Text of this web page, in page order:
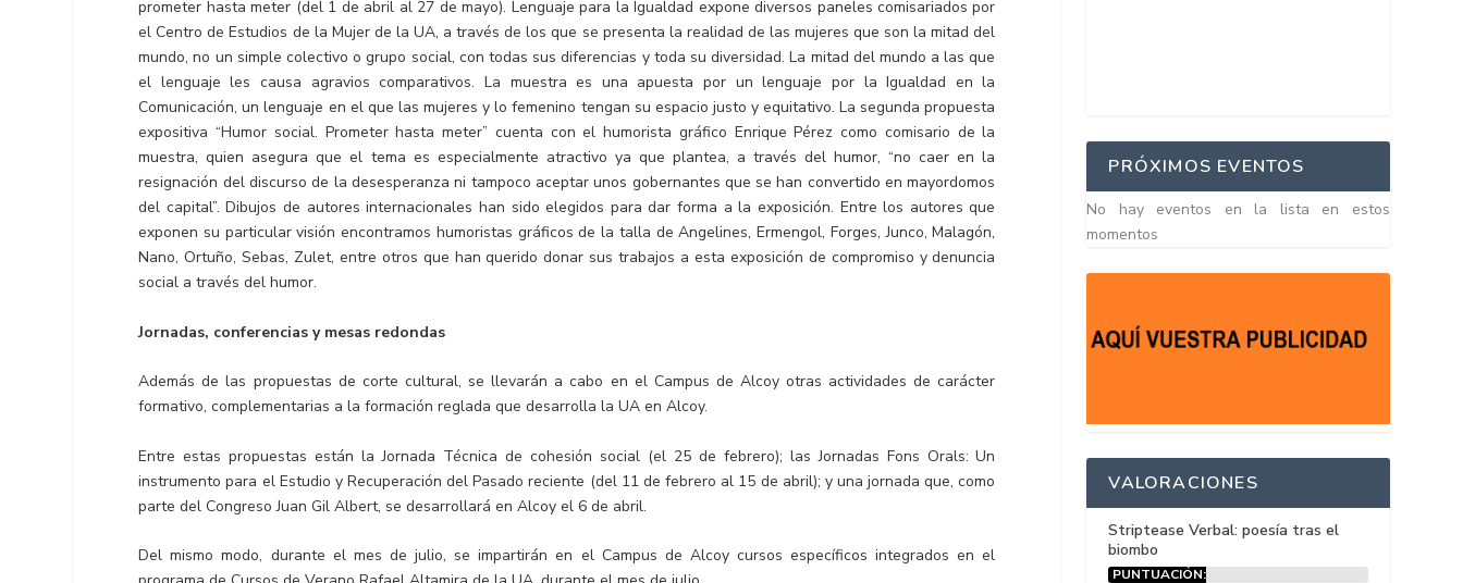
prometer hasta meter (del 1 de abril al 27 de mayo). Lenguaje para la Igualdad expone diversos paneles comisariados por
el Centro de Estudios de la Mujer de la UA, a través de los que se presenta la realidad de las mujeres que son la mitad del
mundo, no un simple colectivo o grupo social, con todas sus diferencias y toda su diversidad. La mitad del mundo a las que
el lenguaje les causa agravios comparativos. La muestra es una apuesta por un lenguaje por la Igualdad en la
Comunicación, un lenguaje en el que las mujeres y lo femenino tengan su espacio justo y equitativo. La segunda propuesta
expositiva “Humor social. Prometer hasta meter” cuenta con el humorista gráfico Enrique Pérez como comisario de la
muestra, quien asegura que el tema es especialmente atractivo ya que plantea, a través del humor, “no caer en la
resignación del discurso de la desesperanza ni tampoco aceptar unos gobernantes que se han convertido en mayordomos
del capital”. Dibujos de autores internacionales han sido elegidos para dar forma a la exposición. Entre los autores que
exponen su particular visión encontramos humoristas gráficos de la talla de Angelines, Ermengol, Forges, Junco, Malagón,
Nano, Ortuño, Sebas, Zulet, entre otros que han querido donar sus trabajos a esta exposición de compromiso y denuncia
social a través del humor.
Jornadas, conferencias y mesas redondas
Además de las propuestas de corte cultural, se llevarán a cabo en el Campus de Alcoy otras actividades de carácter
formativo, complementarias a la formación reglada que desarrolla la UA en Alcoy.
Entre estas propuestas están la Jornada Técnica de cohesión social (el 25 de febrero); las Jornadas Fons Orals: Un
instrumento para el Estudio y Recuperación del Pasado reciente (del 11 de febrero al 15 de abril); y una jornada que, como
parte del Congreso Juan Gil Albert, se desarrollará en Alcoy el 6 de abril.
Del mismo modo, durante el mes de julio, se impartirán en el Campus de Alcoy cursos específicos integrados en el
PRÓXIMOS EVENTOS
No hay eventos en la lista en estos
momentos
VALORACIONES
Striptease Verbal: poesía tras el
biombo
PUNTUACIÓN: